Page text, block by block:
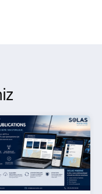
Kağıt Harita